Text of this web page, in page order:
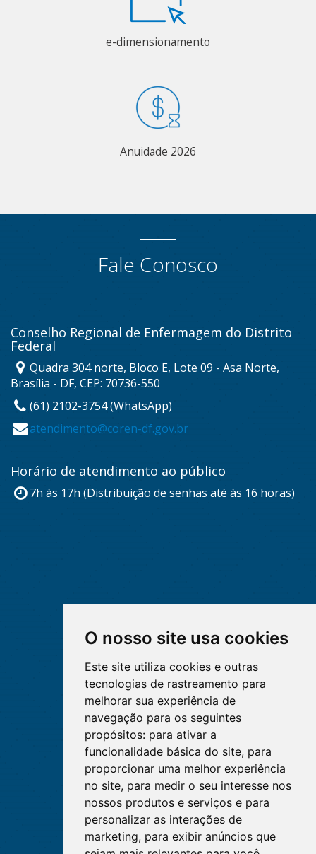
O nosso site usa cookies
Este site utiliza cookies e outras
tecnologias de rastreamento para
melhorar sua experiência de
navegação para os seguintes
propósitos: para ativar a
funcionalidade básica do site, para
proporcionar uma melhor experiência
no site, para medir o seu interesse nos
nossos produtos e serviços e para
personalizar as interações de
marketing, para exibir anúncios que
e-dimensionamento
Anuidade 2026
Fale Conosco
Conselho Regional de Enfermagem do Distrito
Federal
Quadra 304 norte, Bloco E, Lote 09 - Asa Norte,
Brasília - DF, CEP: 70736-550
(61) 2102-3754 (WhatsApp)
atendimento@coren-df.gov.br
Horário de atendimento ao público
7h às 17h (Distribuição de senhas até às 16 horas)